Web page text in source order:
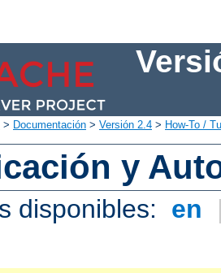
> Documentación > Versión 2.4 > How-To /
y
disponibles: en